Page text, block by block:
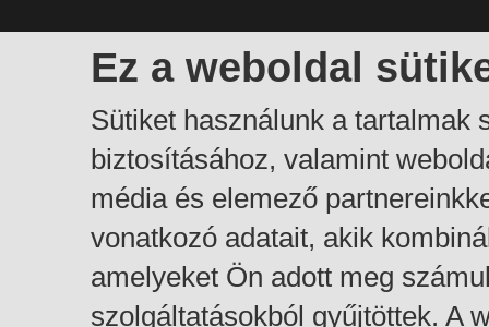
Ez a weboldal
Sütiket használunk a tartalmak
biztosításához, valamint
média és elemező
vonatkozó adatait, akik
amelyeket Ön adott meg
szolgáltatásokból gyűjtöttek. A